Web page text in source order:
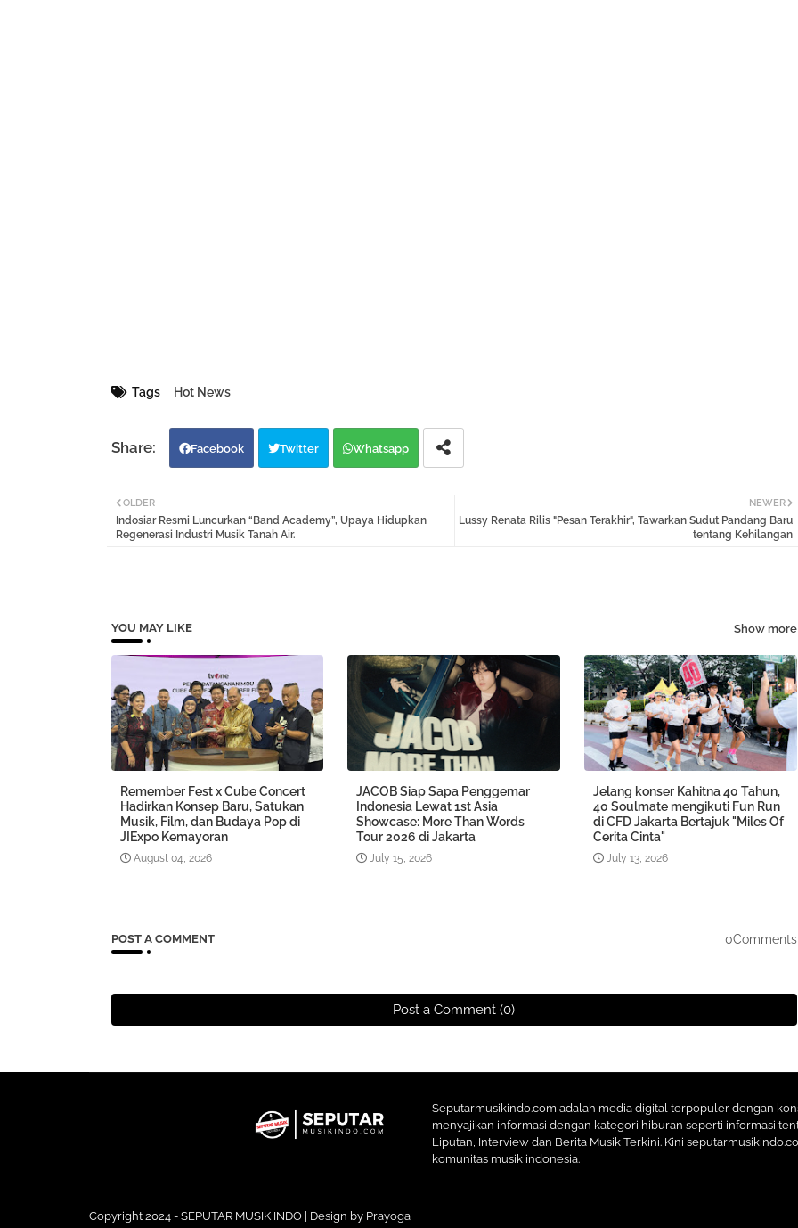
Tags Hot News
Facebook Twitter Whatsapp
NEWER
Lussy Renata Rilis "Pesan Terakhir", Tawarkan Sudut Pandang Baru
tentang Kehilangan
OLDER
Indosiar Resmi Luncurkan “Band Academy”, Upaya Hidupkan
Regenerasi Industri Musik Tanah Air.
YOU MAY LIKE Show more
Remember Fest x Cube Concert
Hadirkan Konsep Baru, Satukan
Musik, Film, dan Budaya Pop di
JIExpo Kemayoran
August 04, 2026
JACOB Siap Sapa Penggemar
Indonesia Lewat 1st Asia
Showcase: More Than Words
Tour 2026 di Jakarta
July 15, 2026
Jelang konser Kahitna 40 Tahun,
40 Soulmate mengikuti Fun Run
di CFD Jakarta Bertajuk "Miles Of
Cerita Cinta"
July 13, 2026
POST A COMMENT 0Comments
Post a Comment (0)
Seputarmusikindo.com adalah media digital terpopuler dengan
menyajikan informasi dengan kategori hiburan seperti informasi
Liputan, Interview dan Berita Musik Terkini. Kini
komunitas musik indonesia.
Copyright 2024 - SEPUTAR MUSIK INDO | Design by Prayoga